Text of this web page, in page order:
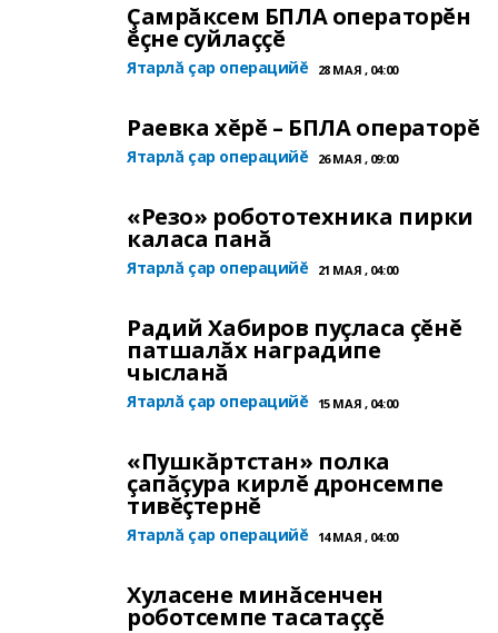
Çамрăксем БПЛА операторĕн
ĕçне суйлаççĕ
Ятарлă çар операцийĕ 28 МАЯ , 04:00
Раевка хĕрĕ – БПЛА операторĕ
Ятарлă çар операцийĕ 26 МАЯ , 09:00
«Резо» робототехника пирки
каласа панă
Ятарлă çар операцийĕ 21 МАЯ , 04:00
Радий Хабиров пуçласа çĕнĕ
патшалăх наградипе
чысланă
Ятарлă çар операцийĕ 15 МАЯ , 04:00
«Пушкăртстан» полка
çапăçура кирлĕ дронсемпе
тивĕçтернĕ
Ятарлă çар операцийĕ 14 МАЯ , 04:00
Хуласене минăсенчен
роботсемпе тасатаççĕ